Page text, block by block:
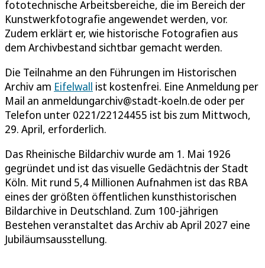
fototechnische Arbeitsbereiche, die im Bereich der
Kunstwerkfotografie angewendet werden, vor.
Zudem erklärt er, wie historische Fotografien aus
dem Archivbestand sichtbar gemacht werden.
Die Teilnahme an den Führungen im Historischen
Archiv am Eifelwall ist kostenfrei. Eine Anmeldung per
Mail an anmeldungarchiv@stadt-koeln.de oder per
Telefon unter 0221/22124455 ist bis zum Mittwoch,
29. April, erforderlich.
Das Rheinische Bildarchiv wurde am 1. Mai 1926
gegründet und ist das visuelle Gedächtnis der Stadt
Köln. Mit rund 5,4 Millionen Aufnahmen ist das RBA
eines der größten öffentlichen kunsthistorischen
Bildarchive in Deutschland. Zum 100-jährigen
Bestehen veranstaltet das Archiv ab April 2027 eine
Jubiläumsausstellung.